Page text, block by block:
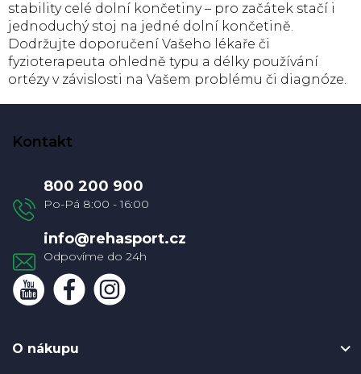
stability celé dolní končetiny – pro začátek stačí i
jednoduchý stoj na jedné dolní končetině.
Dodržujte doporučení Vašeho lékaře či
fyzioterapeuta ohledně typu a délky používání
ortézy v závislosti na Vašem problému či diagnóze.
Kontakt
info@rehasport.cz
800 200 900
O nákupu